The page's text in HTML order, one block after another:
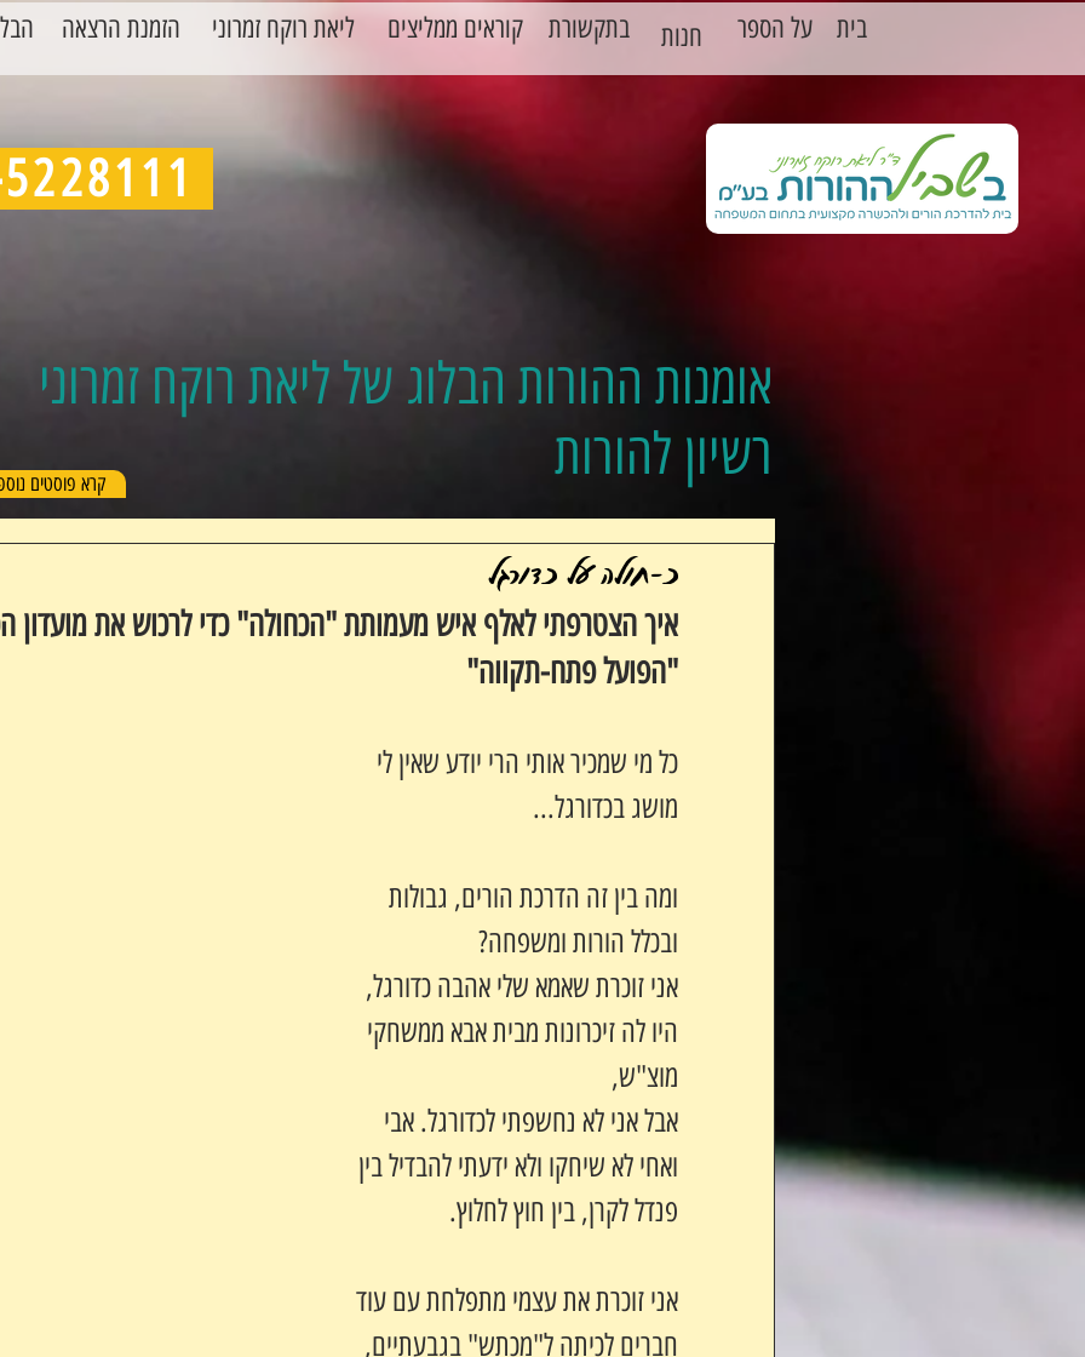
ליאת רוקח זמרוני חנות בית על הספר קוראים ממליצים בתקשורת הזמנת הרצאה
אומנות ההורות הבלוג של ליאת רוקח זמרוני
רשיון להורות
כ-חולה על כדורגל
איך הצטרפתי לאלף איש מעמותת "הכחולה" כדי לרכוש את מועדון
"הפועל פתח-תקווה"
כל מי שמכיר אותי הרי יודע שאין לי
מושג בכדורגל...
ומה בין זה הדרכת הורים, גבולות
ובכלל הורות ומשפחה?
אני זוכרת שאמא שלי אהבה כדורגל,
היו לה זיכרונות מבית אבא ממשחקי
מוצ"ש,
אבל אני לא נחשפתי לכדורגל. אבי
ואחי לא שיחקו ולא ידעתי להבדיל בין
פנדל לקרן, בין חוץ לחלוץ.
אני זוכרת את עצמי מתפלחת עם עוד
חברים לכיתה ל"מכתש" בגבעתיים,
קרא פוסטים